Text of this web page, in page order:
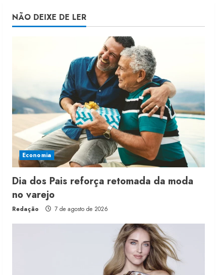
NÃO DEIXE DE LER
Economia
Dia dos Pais reforça retomada da moda
no varejo
Redação 7 de agosto de 2026